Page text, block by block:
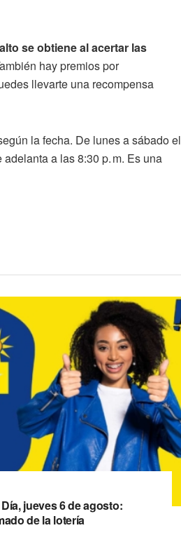
se obtiene al acertar las
hay premios por
llevarte una recompensa
la fecha. De lunes a sábado el
a las 8:30 p. m. Es una
jueves 6 de agosto:
de la lotería